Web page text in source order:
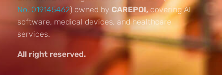
No. 019145462) owned by CAREPOI,covering AI
software, medical devices, and healthcare
services.
All right reserved.